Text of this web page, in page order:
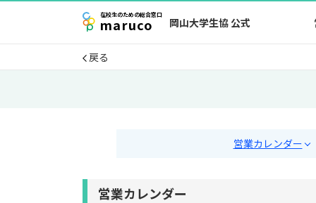
maruco
在校生のための総合窓口
岡山大学生協 公式
戻る
営業カレンダー
営業カレンダー